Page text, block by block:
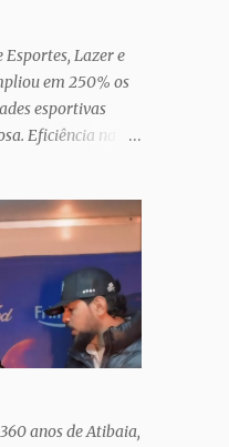
Esportes, Lazer e
em 250% os
esportivas
Eficiência na
que fortalece o
de inclusão,
anos de Atibaia,